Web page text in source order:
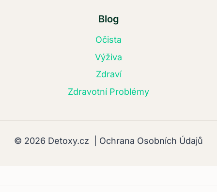
Blog
Očista
Výživa
Zdraví
Zdravotní Problémy
© 2026 Detoxy.cz | Ochrana Osobních Údajů